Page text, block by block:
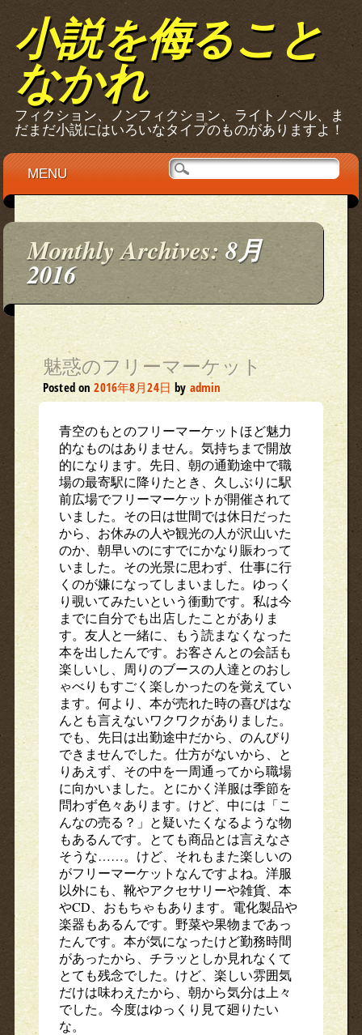
小説を侮ること
なかれ
フィクション、ノンフィクション、ライトノベル、ま
だまだ小説にはいろいなタイプのものがありますよ！
Main menu
Skip
content
MENU
Monthly Archives: 8月
2016
魅惑のフリーマーケット
Posted on2016年8月24日 by admin
青空のもとのフリーマーケットほど魅力
的なものはありません。気持ちまで開放
的になります。先日、朝の通勤途中で職
場の最寄駅に降りたとき、久しぶりに駅
前広場でフリーマーケットが開催されて
いました。その日は世間では休日だった
から、お休みの人や観光の人が沢山いた
のか、朝早いのにすでにかなり賑わって
いました。その光景に思わず、仕事に行
くのが嫌になってしまいました。ゆっく
り覗いてみたいという衝動です。私は今
までに自分でも出店したことがありま
す。友人と一緒に、もう読まなくなった
本を出したんです。お客さんとの会話も
楽しいし、周りのブースの人達とのおし
ゃべりもすごく楽しかったのを覚えてい
ます。何より、本が売れた時の喜びはな
んとも言えないワクワクがありました。
でも、先日は出勤途中だから、のんびり
できませんでした。仕方がないから、と
りあえず、その中を一周通ってから職場
に向かいました。とにかく洋服は季節を
問わず色々あります。けど、中には「こ
んなの売る？」と疑いたくなるような物
もあるんです。とても商品とは言えなさ
そうな……。けど、それもまた楽しいの
がフリーマーケットなんですよね。洋服
以外にも、靴やアクセサリーや雑貨、本
やCD、おもちゃもあります。電化製品や
楽器もあるんです。野菜や果物まであっ
たんです。本が気になったけど勤務時間
があったから、チラッとしか見れなくて
とても残念でした。けど、楽しい雰囲気
だけは味わえたから、朝から気分は上々
でした。今度はゆっくり見て廻りたい
な。